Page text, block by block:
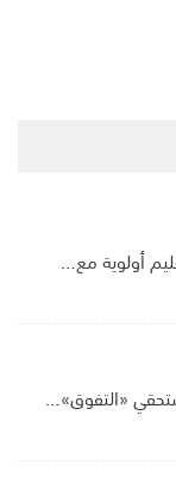
أولوية مع…
«التفوق»…